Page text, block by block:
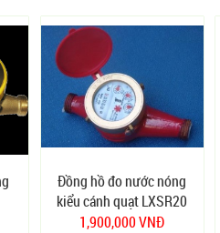
Đồng hồ đo nước nóng
kiểu cánh quạt LXSR20
1,900,000 VNĐ